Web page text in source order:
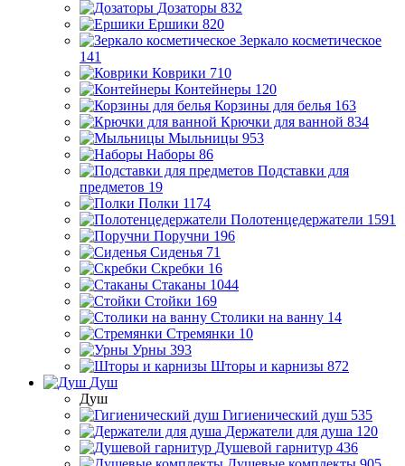
Дозаторы 832
Ершики 820
Зеркало косметическое
141
Коврики 710
Контейнеры 120
Корзины для белья 163
Крючки для ванной 834
Мыльницы 953
Наборы 86
Подставки для
предметов 19
Полки 1174
Полотенцедержатели 1591
Поручни 196
Сиденья 71
Скребки 16
Стаканы 1044
Стойки 169
Столики на ванну 14
Стремянки 10
Урны 393
Шторы и карнизы 872
Душ
Душ
Гигиенический душ 535
Держатели для душа 120
Душевой гарнитур 436